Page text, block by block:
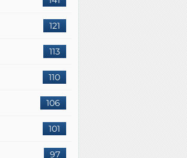
121
113
110
106
101
97